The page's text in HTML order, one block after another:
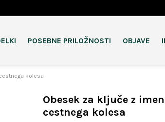
POSEBNE PRILOŽNOSTI OBJAVE
kolesa
Obesek za ključe z
cestnega kolesa